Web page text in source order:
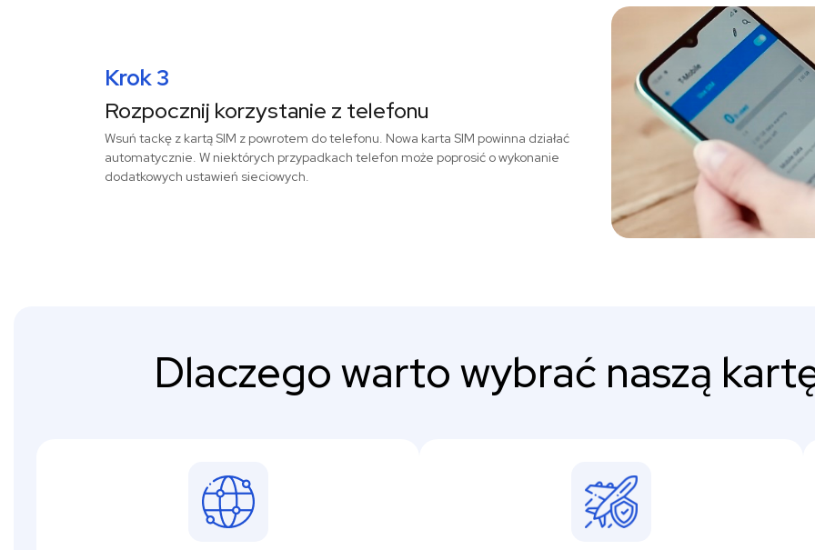
Krok 3
Rozpocznij korzystanie z telefonu
Wsuń tackę z kartą SIM z powrotem do telefonu. Nowa karta SIM powinna działać
automatycznie. W niektórych przypadkach telefon może poprosić o wykonanie
dodatkowych ustawień sieciowych.
Dlaczego warto wybrać naszą